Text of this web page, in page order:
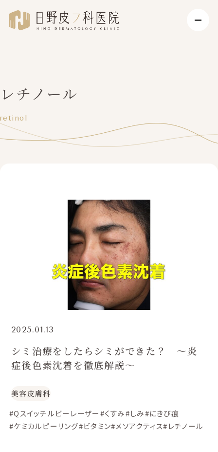
レチノール
retinol
2025.01.13
シミ治療をしたらシミができた？ 〜炎
症後色素沈着を徹底解説〜
美容皮膚科
#Qスイッチルビーレーザー#くすみ#しみ#にきび痕
#ケミカルピーリング#ビタミン#メソアクティス#レチノール